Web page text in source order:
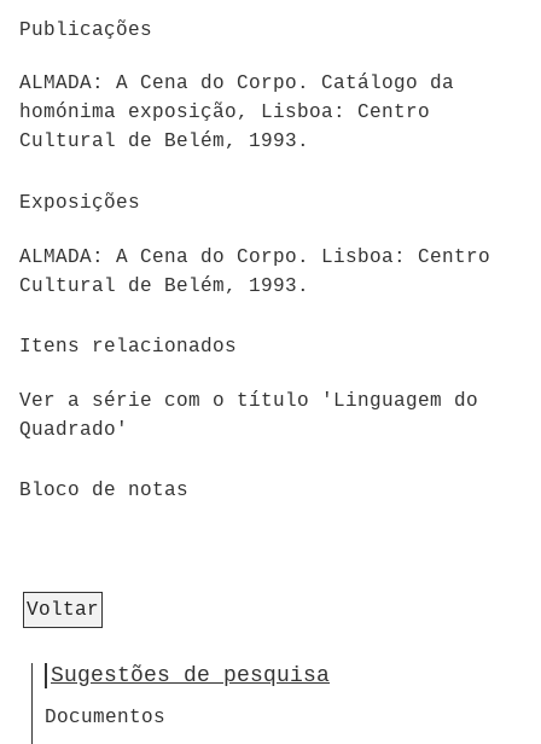
Publicações
ALMADA: A Cena do Corpo. Catálogo da
homónima exposição, Lisboa: Centro
Cultural de Belém, 1993.
Exposições
ALMADA: A Cena do Corpo. Lisboa: Centro
Cultural de Belém, 1993.
Itens relacionados
Ver a série com o título 'Linguagem do
Quadrado'
Bloco de notas
Voltar
Sugestões de pesquisa
Documentos